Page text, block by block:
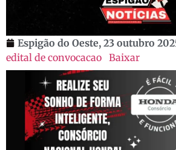
Espigão do Oeste, 23 outubro
edital de convocacao Baixar